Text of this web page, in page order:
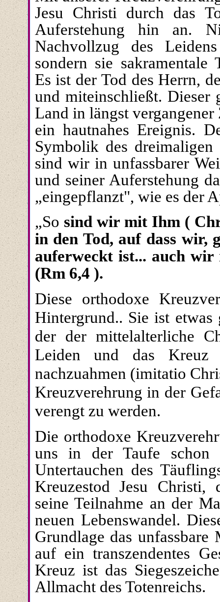
Jesu Christi durch das
Auferstehung hin an.
Nachvoll­zug des
sondern sie sakramentale
Es ist der Tod des Herrn,
und miteinschließt. Dieser
Land in längst
ein hautnahes Ereignis.
Symbolik des dreimaligen
sind wir in unfassbarer
und seiner Auferstehung
„eingepflanzt", wie es der
„So sind wir mit Ihm (
in den Tod, auf dass wir,
auferweckt ist... auch wir
(Rm 6,4 ).
Diese orthodoxe
Hintergrund.. Sie ist
der der mittelalterliche
Leiden und das Kreuz
nachzuahmen (imitatio
Kreuzverehrung in der
verengt zu werden.
Die orthodoxe
uns in der Taufe schon
Untertauchen des
Kreuzestod Jesu Christi,
seine Teilnahme an der
neuen Lebenswandel.
Grundlage das
auf ein transzendentes
Kreuz ist das
Allmacht des Totenreichs.